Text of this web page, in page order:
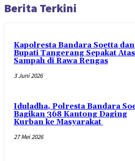
Berita Terkini
Kapolresta Bandara Soetta dan
Bupati Tangerang Sepakat
Sampah di Rawa Rengas
3 Juni 2026
Iduladha, Polresta Bandara
Bagikan 368 Kantong Daging
Kurban ke Masyarakat
27 Mei 2026